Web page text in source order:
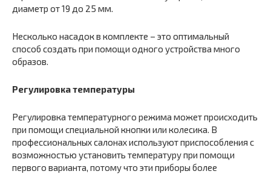
диаметр от 19 до 25 мм.
Несколько насадок в комплекте – это оптимальный
способ создать при помощи одного устройства много
образов.
Регулировка температуры
Регулировка температурного режима может происходить
при помощи специальной кнопки или колесика. В
профессиональных салонах используют приспособления с
возможностью установить температуру при помощи
первого варианта, потому что эти приборы более